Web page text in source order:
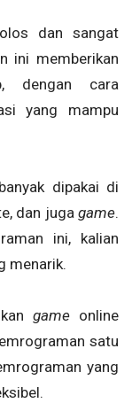
dan sangat
ini memberikan
dengan cara
yang mampu
dipakai di
dan juga game.
ini, kalian
menarik.
game online
satu
yang